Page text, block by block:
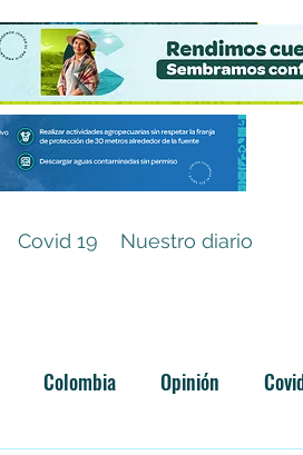
Covid 19 Nuestro diario
Colombia Opinión